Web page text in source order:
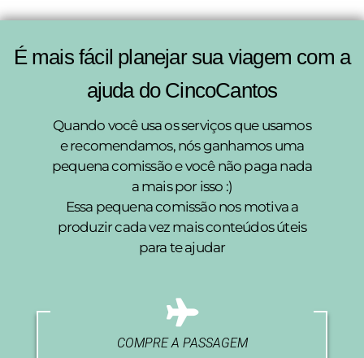
É mais fácil planejar sua viagem com a
ajuda do CincoCantos
Quando você usa os serviços que usamos
e recomendamos, nós ganhamos uma
pequena comissão e você não paga nada
a mais por isso :)
Essa pequena comissão nos motiva a
produzir cada vez mais conteúdos úteis
para te ajudar
COMPRE A PASSAGEM